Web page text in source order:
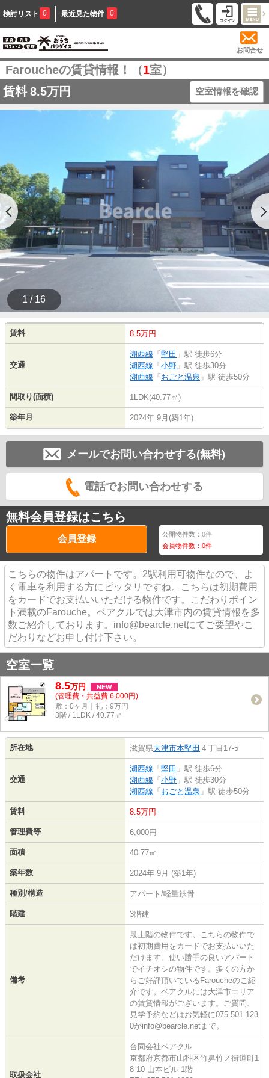
検討リスト 0 最近見た物件 0
お問合せ
Faroucheの賃貸情報！（1室）
賃料 8.5万円 空室情報を確認
1 / 16
賃料 8.5万円
交通
湖西線 「 堅田 」駅 徒歩6分
湖西線 「 小野 」駅 徒歩30分
湖西線 「 おごと温泉 」駅 徒歩50分
間取り(面積) 1LDK(40.77㎡)
築年月 2024年 9月(築1年)
メールでお問い合わせする(無料)
電話でお問い合わせする
無料会員登録はこちら
会員登録 公開物件数：0件
会員物件数：0件
こちらの物件はアパートです。2駅利用可物件なので、よ
く電車を利用する方にピッタリですね。こちらは初期費用
をカードでお支払いいただける物件です。こだわりポイン
ト満載のFarouche。ベアクルでは大津市内の賃貸情報を多
数ご紹介しております。info@bearcle.netにてご要望やこ
だわりなどお申し付け下さい。
空室一覧
8.5万円 NEW
(管理費・共益費 6,000円)
敷：0ヶ月｜礼：9万円
3階 / 1LDK / 40.77㎡
所在地 滋賀県大津市本堅田 ４丁目17-5
交通
湖西線 「 堅田 」駅 徒歩6分
湖西線 「 小野 」駅 徒歩30分
湖西線 「 おごと温泉 」駅 徒歩50分
賃料 8.5万円
管理費等 6,000円
面積 40.77㎡
築年数 2024年 9月 (築1年)
種別/構造 アパート/軽量鉄骨
階建 3階建
備考
最上階の物件です。こちらの物件で
は初期費用をカードでお支払いいた
だけます。使い勝手の良いアパート
でイチオシの物件です。多くの方か
らご好評頂いているFaroucheのご紹
介です。ベアクルには大津市エリア
の賃貸情報がございます。ご質問、
見学予約などはお気軽に075-501-123
0かinfo@bearcle.netまで。
取扱会社
合同会社ベアクル
京都府京都市山科区竹鼻竹ノ街道町1
8-10 山本ビル 1階